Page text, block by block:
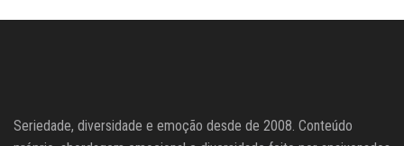
Seriedade, diversidade e emoção desde de 2008. Conteúdo